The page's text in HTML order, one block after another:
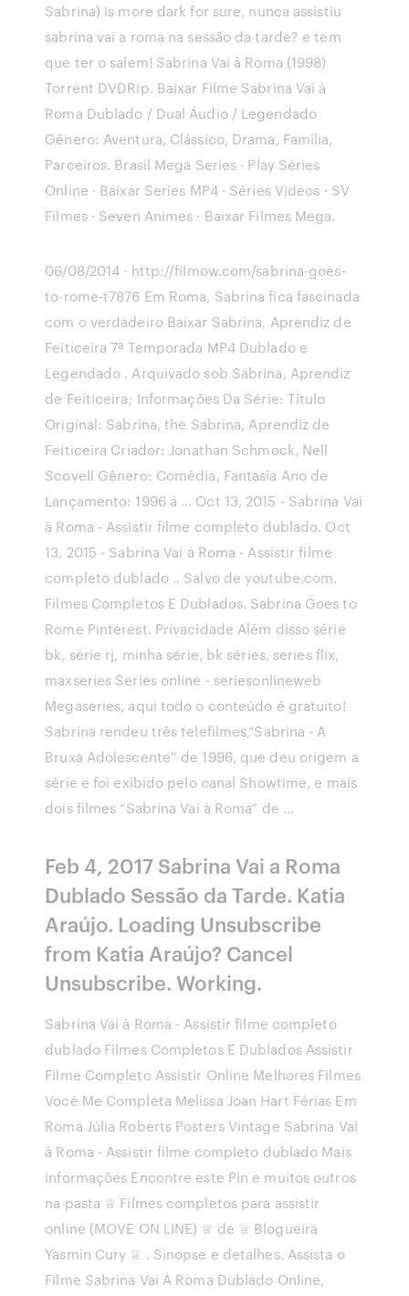
Sabrina) is more dark for sure, nunca assistiu
sabrina vai a roma na sessão da tarde? e tem
que ter o salem! Sabrina Vai à Roma (1998)
Torrent DVDRip. Baixar Filme Sabrina Vai à
Roma Dublado / Dual Áudio / Legendado
Gênero: Aventura, Clássico, Drama, Família,
Parceiros. Brasil Mega Series · Play Séries
Online · Baixar Series MP4 · Séries Videos · SV
Filmes · Seven Animes · Baixar Filmes Mega.
06/08/2014 · http://filmow.com/sabrina-goes-
to-rome-t7876 Em Roma, Sabrina fica fascinada
com o verdadeiro Baixar Sabrina, Aprendiz de
Feiticeira 7ª Temporada MP4 Dublado e
Legendado . Arquivado sob Sabrina, Aprendiz
de Feiticeira; Informações Da Série: Título
Original: Sabrina, the Sabrina, Aprendiz de
Feiticeira Criador: Jonathan Schmock, Nell
Scovell Gênero: Comédia, Fantasia Ano de
Lançamento: 1996 á … Oct 13, 2015 - Sabrina Vai
à Roma - Assistir filme completo dublado. Oct
13, 2015 - Sabrina Vai à Roma - Assistir filme
completo dublado .. Salvo de youtube.com.
Filmes Completos E Dublados. Sabrina Goes to
Rome Pinterest. Privacidade Além disso série
bk, série rj, minha série, bk séries, series flix,
maxseries Series online - seriesonlineweb
Megaseries, aqui todo o conteúdo é gratuito!
Sabrina rendeu três telefilmes,“Sabrina - A
Bruxa Adolescente” de 1996, que deu origem a
série e foi exibido pelo canal Showtime, e mais
dois filmes “Sabrina Vai à Roma” de …
Feb 4, 2017 Sabrina Vai a Roma
Dublado Sessão da Tarde. Katia
Araújo. Loading Unsubscribe
from Katia Araújo? Cancel
Unsubscribe. Working.
Sabrina Vai à Roma - Assistir filme completo
dublado Filmes Completos E Dublados Assistir
Filme Completo Assistir Online Melhores Filmes
Você Me Completa Melissa Joan Hart Férias Em
Roma Júlia Roberts Posters Vintage Sabrina Vai
à Roma - Assistir filme completo dublado Mais
informações Encontre este Pin e muitos outros
na pasta ♕ Filmes completos para assistir
online (MOVE ON LINE) ♕ de ♕ Blogueira
Yasmin Cury ♕ . Sinopse e detalhes. Assista o
Filme Sabrina Vai À Roma Dublado Online,